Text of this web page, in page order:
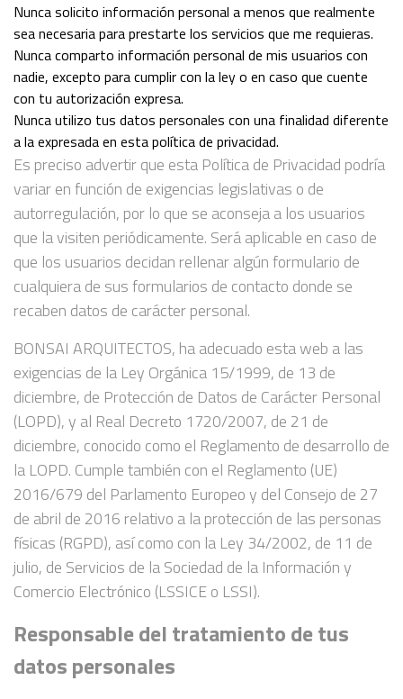
Nunca solicito información personal a menos que realmente
sea necesaria para prestarte los servicios que me requieras.
Nunca comparto información personal de mis usuarios con
nadie, excepto para cumplir con la ley o en caso que cuente
con tu autorización expresa.
Nunca utilizo tus datos personales con una finalidad diferente
a la expresada en esta política de privacidad.
Es preciso advertir que esta Política de Privacidad podría
variar en función de exigencias legislativas o de
autorregulación, por lo que se aconseja a los usuarios
que la visiten periódicamente. Será aplicable en caso de
que los usuarios decidan rellenar algún formulario de
cualquiera de sus formularios de contacto donde se
recaben datos de carácter personal.
BONSAI ARQUITECTOS, ha adecuado esta web a las
exigencias de la Ley Orgánica 15/1999, de 13 de
diciembre, de Protección de Datos de Carácter Personal
(LOPD), y al Real Decreto 1720/2007, de 21 de
diciembre, conocido como el Reglamento de desarrollo de
la LOPD. Cumple también con el Reglamento (UE)
2016/679 del Parlamento Europeo y del Consejo de 27
de abril de 2016 relativo a la protección de las personas
físicas (RGPD), así como con la Ley 34/2002, de 11 de
julio, de Servicios de la Sociedad de la Información y
Comercio Electrónico (LSSICE o LSSI).
Responsable del tratamiento de tus
datos personales